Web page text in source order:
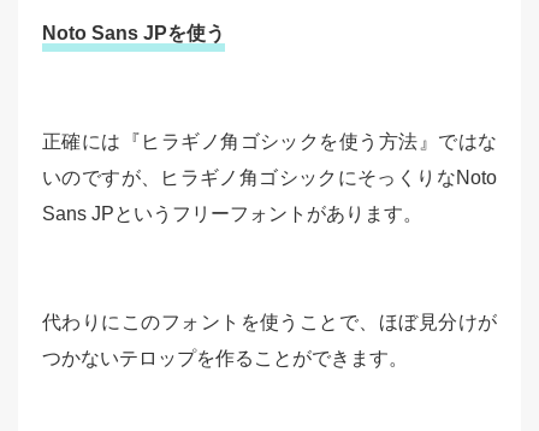
Noto Sans JPを使う
正確には『ヒラギノ角ゴシックを使う方法』ではな
いのですが、ヒラギノ角ゴシックにそっくりなNoto
Sans JPというフリーフォントがあります。
代わりにこのフォントを使うことで、ほぼ見分けが
つかないテロップを作ることができます。